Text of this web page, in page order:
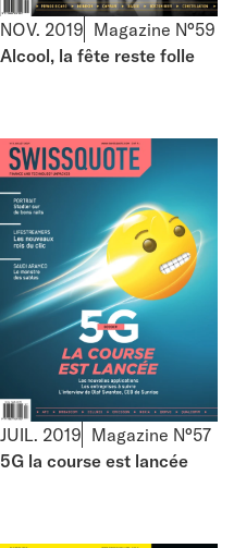
NOV. 2019 Magazine N°59
Alcool, la fête reste folle
JUIL. 2019 Magazine N°57
5G la course est lancée